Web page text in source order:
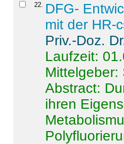
22
DFG-
mit der HR-
Priv.-Doz.
Laufzeit:
Mittelgeber:
Abstract:
ihren